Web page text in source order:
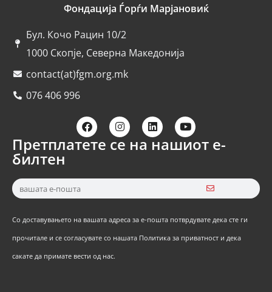
Фондација Ѓорѓи Марјановиќ
Бул. Кочо Рацин 10/2
1000 Скопје, Северна Македонија
contact(at)fgm.org.mk
076 406 996
Претплатете се на нашиот е-
билтен
Со доставувањето на вашата адреса за е-пошта потврдувате дека сте ги
прочитале и се согласувате со нашата Политика за приватност и дека
сакате да примате вести од нас.